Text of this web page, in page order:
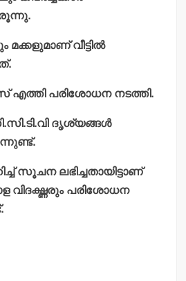
വീട്ടില്‍
എത്തി പരിശോധന നടത്തി.
ദൃശ്യങ്ങള്‍
സൂചന ലഭിച്ചതായിട്ടാണ്
വിദഗ്ദ്ധരും പരിശോധന